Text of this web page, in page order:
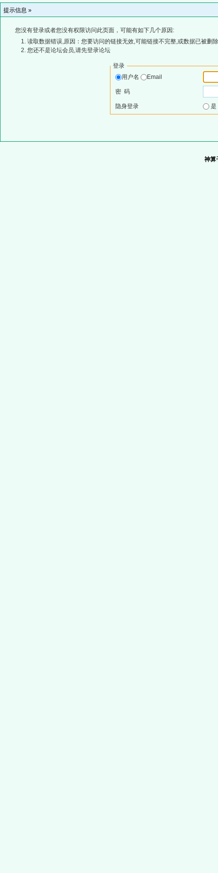
提示信息 »
您没有登录或者您没有权限访问此页面，可能有如下几个原因:
读取数据错误,原因：您要访问的链接无效,可能链接不完整,或数据已被删
您还不是论坛会员,请先登录论坛
登录
用户名
Email
密 码
隐身登录
神算